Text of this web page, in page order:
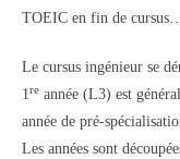
TOEIC en fin de
Le cursus ingénieur se
1re année (L3) est
année de pré-
Les années sont